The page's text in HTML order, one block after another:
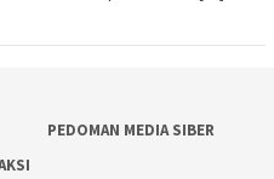
PEDOMAN MEDIA SIBER